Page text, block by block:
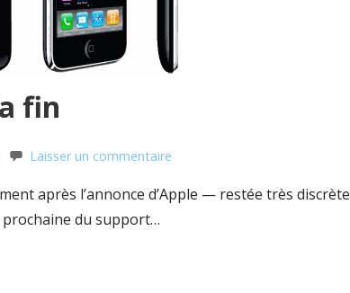
fin
Laisser un commentaire
après l’annonce d’Apple — restée très discrète
du support…